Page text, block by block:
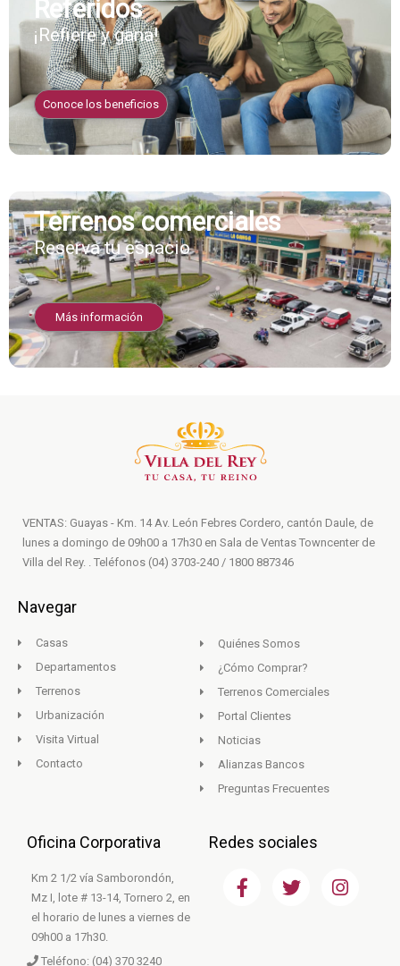
Referidos
¡Refiere y gana!
Conoce los beneficios
Terrenos comerciales
Reserva tu espacio
Más información
VENTAS: Guayas - Km. 14 Av. León Febres Cordero, cantón Daule, de
lunes a domingo de 09h00 a 17h30 en Sala de Ventas Towncenter de
Villa del Rey. . Teléfonos (04) 3703-240 / 1800 887346
Navegar
Casas
Departamentos
Terrenos
Urbanización
Visita Virtual
Contacto
Quiénes Somos
¿Cómo Comprar?
Terrenos Comerciales
Portal Clientes
Noticias
Alianzas Bancos
Preguntas Frecuentes
Oficina Corporativa
Km 2 1/2 vía Samborondón,
Mz I, lote # 13-14, Tornero 2, en
el horario de lunes a viernes de
09h00 a 17h30.
Teléfono: (04) 370 3240
Redes sociales
F
a
T
w
I
n